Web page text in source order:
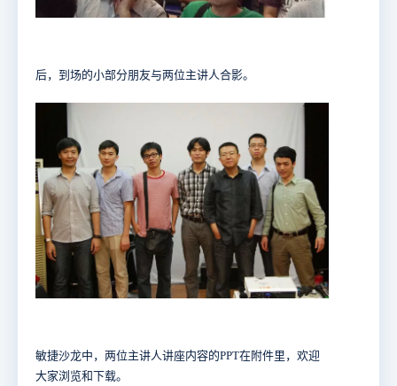
后，到场的小部分朋友与两位主讲人合影。
敏捷沙龙中，两位主讲人讲座内容的PPT在附件里，欢迎
大家浏览和下载。